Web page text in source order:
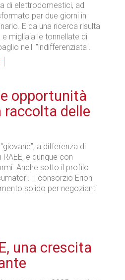
di elettrodomestici, ad
per due giorni in
E da una ricerca risulta
migliaia le tonnellate di
nell' "indifferenziata".
opportunità
raccolta delle
a differenza di
e dunque con
Anche sotto il profilo
Il consorzio Erion
solido per negozianti
una crescita